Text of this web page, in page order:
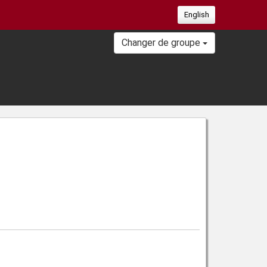
English
Changer de groupe